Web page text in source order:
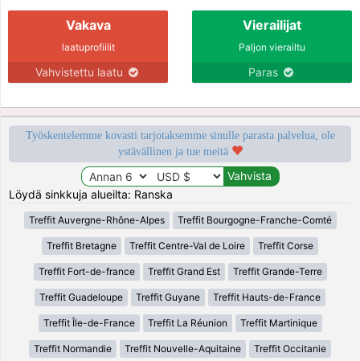
Vakava
laatuprofiilit
Vahvistettu laatu
Vierailijat
Paljon vierailtu
Paras
Työskentelemme kovasti tarjotaksemme sinulle parasta palvelua, ole
ystävällinen ja tue meitä
Löydä sinkkuja alueilta: Ranska
Treffit Auvergne-Rhône-Alpes Treffit Bourgogne-Franche-Comté
Treffit Bretagne Treffit Centre-Val de Loire Treffit Corse
Treffit Fort-de-france Treffit Grand Est Treffit Grande-Terre
Treffit Guadeloupe Treffit Guyane Treffit Hauts-de-France
Treffit Île-de-France Treffit La Réunion Treffit Martinique
Treffit Normandie Treffit Nouvelle-Aquitaine Treffit Occitanie